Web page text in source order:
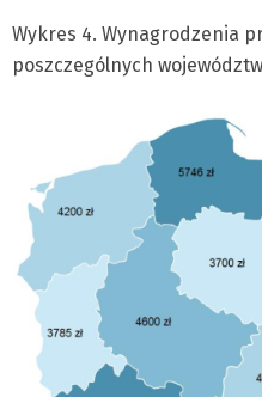
Wykres 4. Wynagrodzenia
poszczególnych